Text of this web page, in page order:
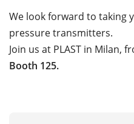
We look forward to taking
pressure transmitters.
Join us at PLAST in Milan,
Booth 125.